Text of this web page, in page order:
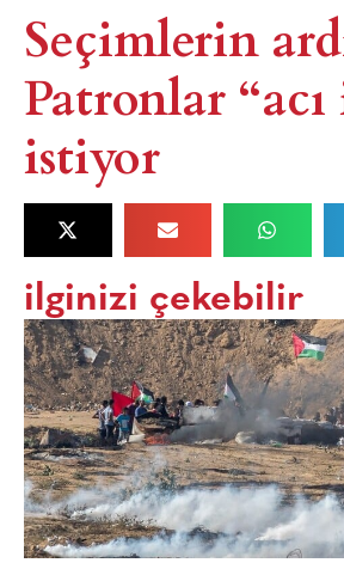
Seçimlerin
Patronlar
istiyor
ilginizi çekebilir